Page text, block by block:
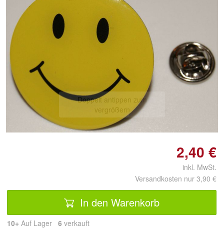
Doppelt antippen zum
vergrößern
2,40 €
inkl. MwSt.
Versandkosten nur 3,90 €
In den Warenkorb
10+ Auf Lager 6 verkauft